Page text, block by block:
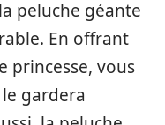
peluche géante
En offrant
princesse, vous
gardera